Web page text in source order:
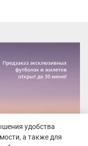
удобства
а также для